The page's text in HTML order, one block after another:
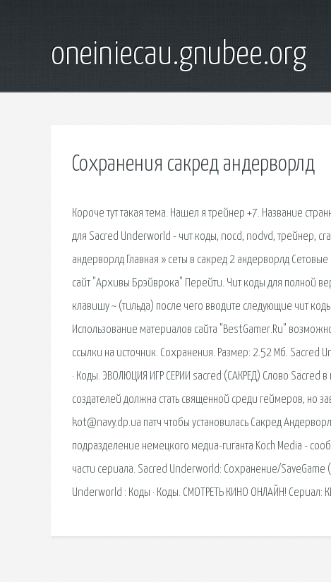
oneiniecau.gnubee.org
Сохранения сакред андерворлд
Короче тут такая тема. Нашел я трейнер +7. Название
для Sacred Underworld - чит коды, nocd, nodvd, трейнер,
андерворлд Главная » сеты в сакред 2 андерворлд
сайт "Архивы Брэйврока" Перейти. Чит коды для полной
клавишу ~ (тильда) после чего вводите следующие чит
Использование материалов сайта "BestGamer.Ru"
ссылки на источник. Сохранения. Размер: 2.52 Мб. Sacred
· Коды. ЭВОЛЮЦИЯ ИГР СЕРИИ sacred (САКРЕД) Слово Sacred
создателей должна стать священной среди геймеров, но
kot@navy.dp.ua патч чтобы установилась Сакред
подразделение немецкого медиа-гиганта Koch Media -
части сериала. Sacred Underworld: Сохранение/
Underworld : Коды · Коды. СМОТРЕТЬ КИНО ОНЛАЙН! Сериал: